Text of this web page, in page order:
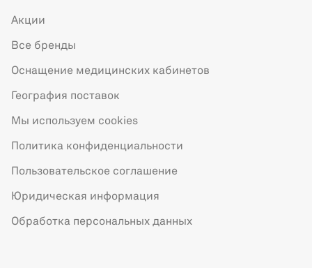
Акции
Все бренды
Оснащение медицинских кабинетов
География поставок
Мы используем cookies
Политика конфиденциальности
Пользовательское соглашение
Юридическая информация
Обработка персональных данных